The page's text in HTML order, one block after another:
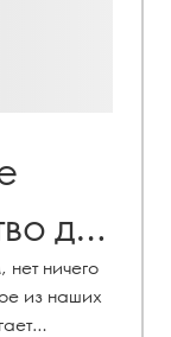
для
ничего
из наших